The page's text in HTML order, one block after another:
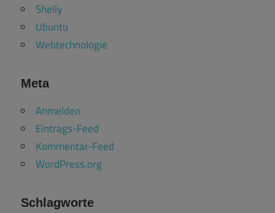
Shelly
Ubuntu
Webtechnologie
Meta
Anmelden
Eintrags-Feed
Kommentar-Feed
WordPress.org
Schlagworte